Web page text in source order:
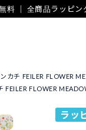
料 ｜ 全商品ラッピン
カチ FEILER FLOWER
FEILER FLOWER
ラッ